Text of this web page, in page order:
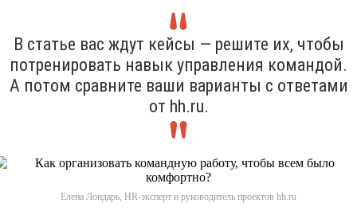
В статье вас ждут кейсы — решите их, чтобы
потренировать навык управления командой.
А потом сравните ваши варианты с ответами
от hh.ru.
Елена Лондарь, HR-эксперт и руководитель проектов hh.ru